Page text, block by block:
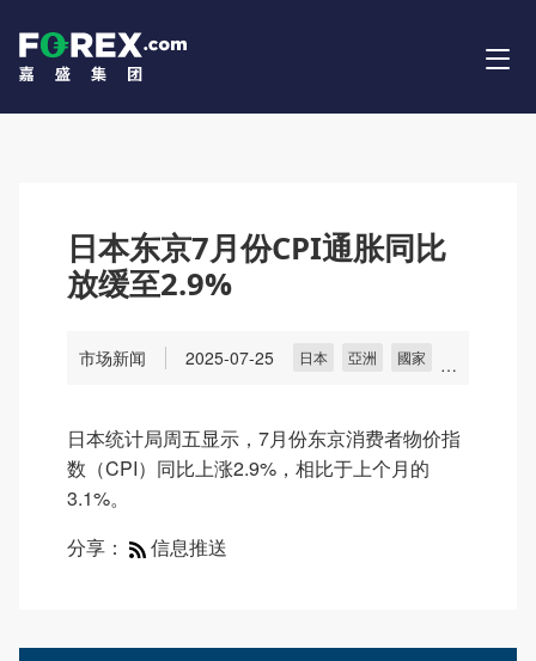
日本东京7月份CPI通胀同比
放缓至2.9%
市场新闻 2025-07-25 日本 亞洲 國家
日本统计局周五显示，7月份东京消费者物价指
数（CPI）同比上涨2.9%，相比于上个月的
3.1%。
分享：
信息推送